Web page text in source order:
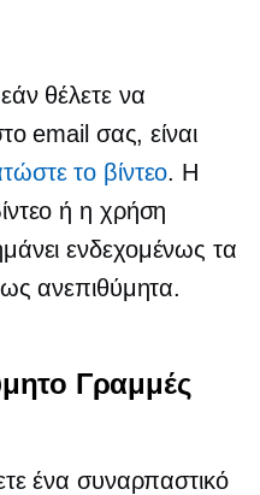
θέλετε να
email σας, είναι
το βίντεο. Η
ή η χρήση
ενδεχομένως τα
ανεπιθύμητα.
Γραμμές
ένα συναρπαστικό